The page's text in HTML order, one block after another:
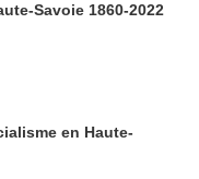
Savoie 1860-2022
en Haute-